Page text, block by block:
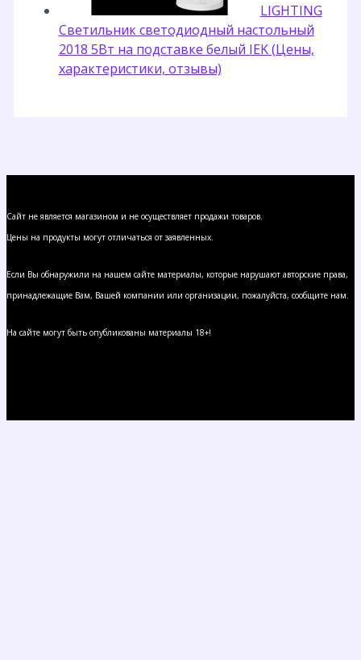
LIGHTING
Светильник светодиодный настольный
2018 5Вт на подставке белый IEK (Цены,
характеристики, отзывы)
Сайт не является магазином и не осуществляет продажи товаров.
Цены на продукты могут отличаться от заявленных.
Если Вы обнаружили на нашем сайте материалы, которые нарушают авторские права,
принадлежащие Вам, Вашей компании или организации, пожалуйста, сообщите нам.
На сайте могут быть опубликованы материалы 18+!